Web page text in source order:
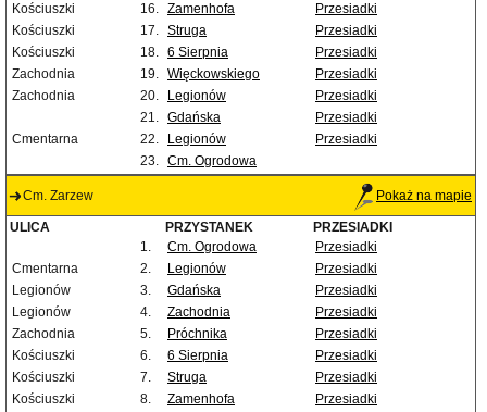
Kościuszki
16. Zamenhofa
Przesiadki
Kościuszki
17. Struga
Przesiadki
Kościuszki
18. 6 Sierpnia
Przesiadki
Zachodnia
19. Więckowskiego
Przesiadki
Zachodnia
20. Legionów
Przesiadki
21. Gdańska
Przesiadki
Cmentarna
22. Legionów
Przesiadki
23. Cm. Ogrodowa
Cm. Zarzew Pokaż na mapie
ULICA PRZYSTANEK
PRZESIADKI
1.
Cm. Ogrodowa
Przesiadki
Cmentarna
2. Legionów
Przesiadki
Legionów
3. Gdańska
Przesiadki
Legionów
4. Zachodnia
Przesiadki
Zachodnia
5. Próchnika
Przesiadki
Kościuszki
6. 6 Sierpnia
Przesiadki
Kościuszki
7. Struga
Przesiadki
Kościuszki
8. Zamenhofa Przesiadki